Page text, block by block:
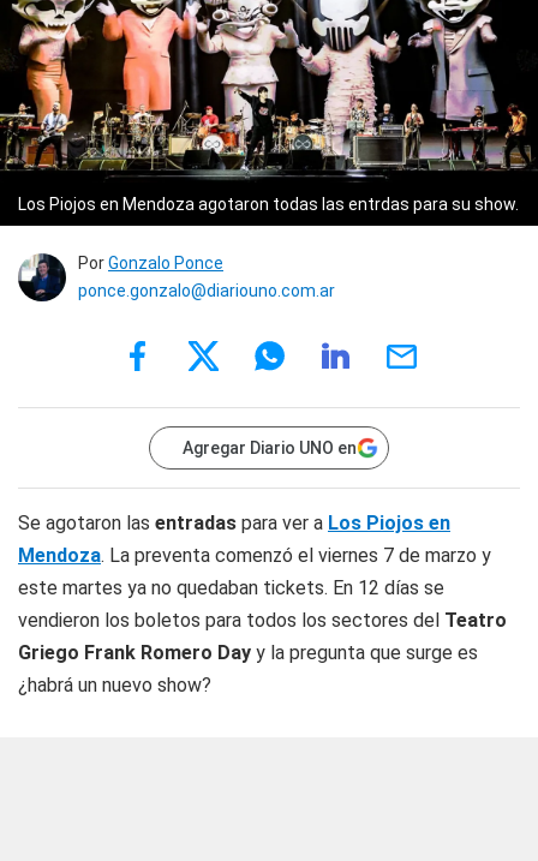
Los Piojos en Mendoza agotaron todas las entrdas para su show.
PorGonzalo Ponce
ponce.gonzalo@diariouno.com.ar
Agregar Diario UNO en
Se agotaron las entradas para ver a Los Piojos en
Mendoza. La preventa comenzó el viernes 7 de marzo y
este martes ya no quedaban tickets. En 12 días se
vendieron los boletos para todos los sectores del Teatro
Griego Frank Romero Day y la pregunta que surge es
¿habrá un nuevo show?